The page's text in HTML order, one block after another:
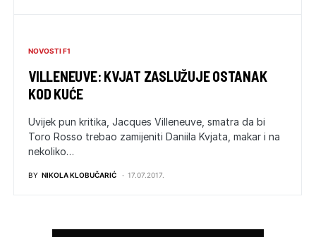
NOVOSTI F1
VILLENEUVE: KVJAT ZASLUŽUJE OSTANAK
KOD KUĆE
Uvijek pun kritika, Jacques Villeneuve, smatra da bi
Toro Rosso trebao zamijeniti Daniila Kvjata, makar i na
nekoliko…
BY NIKOLA KLOBUČARIĆ 17.07.2017.